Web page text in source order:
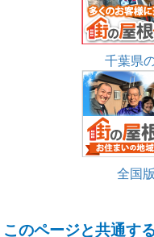
千葉県
全国
このページと共通す